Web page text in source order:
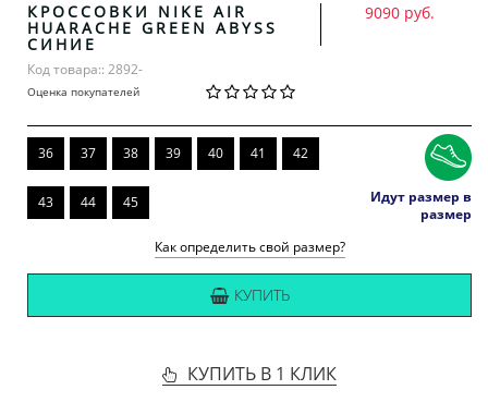
КРОССОВКИ NIKE AIR
HUARACHE GREEN ABYSS
СИНИЕ
Код товара:: 2892-
Оценка покупателей
9090 руб.
36 37 38 39 40 41 42
43 44 45
Идут размер в
размер
Как определить свой размер?
КУПИТЬ
КУПИТЬ В 1 КЛИК